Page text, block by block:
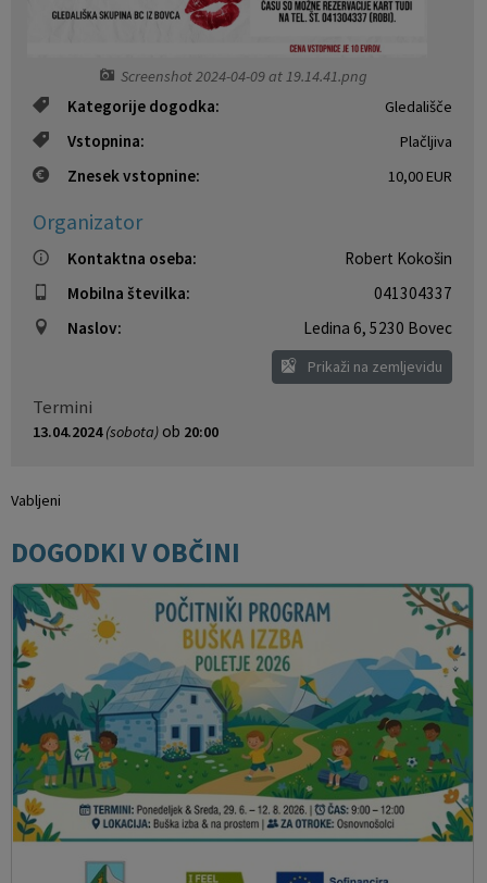
Screenshot 2024-04-09 at 19.14.41.png
Kategorije dogodka: Gledališče
Vstopnina: Plačljiva
Znesek vstopnine: 10,00 EUR
Organizator
Kontaktna oseba:
Robert Kokošin
Mobilna številka:
041304337
Naslov:
Ledina 6, 5230 Bovec
Prikaži na zemljevidu
Termini
13.04.2024(sobota) ob 20:00
Vabljeni
DOGODKI V OBČINI
Naselja v občini
Pobratene občine
Varstvo osebnih podatkov
Temeljni akti občine
Katalog informacij javnega značaja
Prostorski akti občine
Predpisi in odloki
Proračun občine
Lokalne volitve
Osmrtnice iz regije